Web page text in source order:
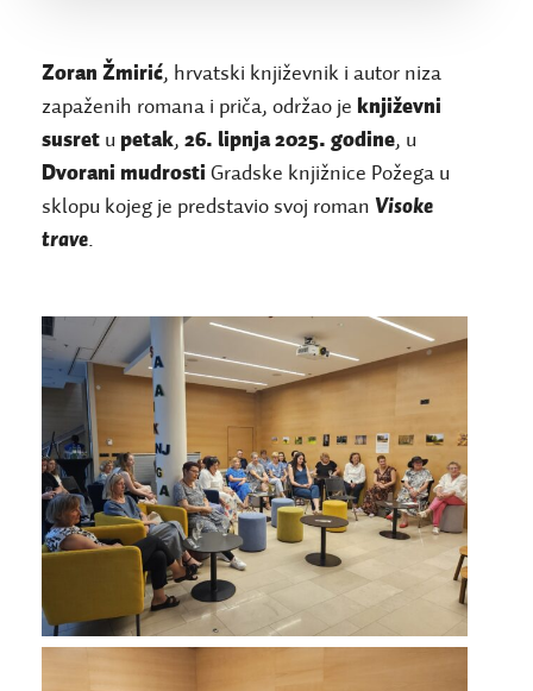
Zoran Žmirić, hrvatski književnik i autor niza
zapaženih romana i priča, održao je književni
susret u petak,26. lipnja 2025. godine, u
Dvorani mudrosti Gradske knjižnice Požega u
sklopu kojeg je predstavio svoj roman Visoke
trave.